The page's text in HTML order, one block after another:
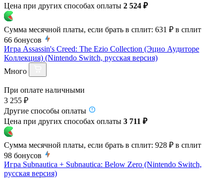
Цена при других способах оплаты 2 524 ₽
Сумма месячной платы, если брать в сплит: 631 ₽ в сплит
66 бонусов
Игра Assassin's Creed: The Ezio Collection (Эцио Аудиторе
Коллекция) (Nintendo Switch, русская версия)
Много
При оплате наличными
3 255 ₽
Другие способы оплаты
Цена при других способах оплаты 3 711 ₽
Сумма месячной платы, если брать в сплит: 928 ₽ в сплит
98 бонусов
Игра Subnautica + Subnautica: Below Zero (Nintendo Switch,
русская версия)